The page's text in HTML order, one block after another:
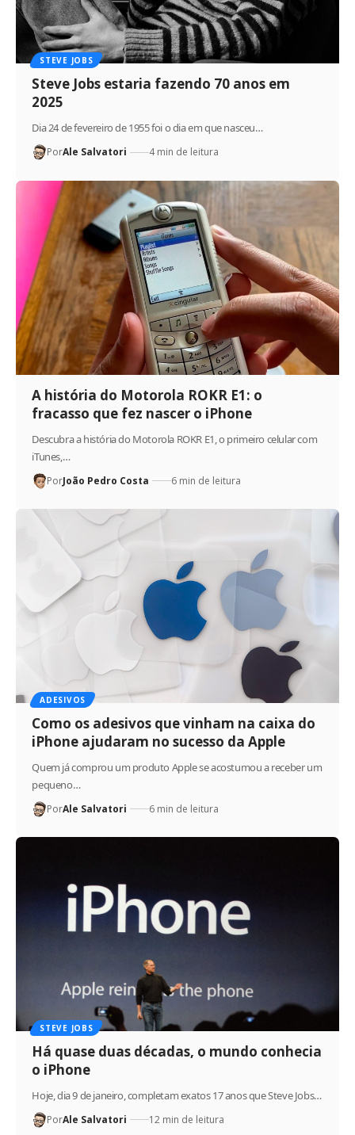
STEVE JOBS
Steve Jobs estaria fazendo 70 anos em
2025
Dia 24 de fevereiro de 1955 foi o dia em que nasceu…
PorAle Salvatori 4 min de leitura
A história do Motorola ROKR E1: o
fracasso que fez nascer o iPhone
Descubra a história do Motorola ROKR E1, o primeiro celular com
iTunes,…
PorJoão Pedro Costa 6 min de leitura
ADESIVOS
Como os adesivos que vinham na caixa do
iPhone ajudaram no sucesso da Apple
Quem já comprou um produto Apple se acostumou a receber um
pequeno…
PorAle Salvatori 6 min de leitura
STEVE JOBS
Há quase duas décadas, o mundo conhecia
o iPhone
Hoje, dia 9 de janeiro, completam exatos 17 anos que Steve Jobs…
PorAle Salvatori 12 min de leitura